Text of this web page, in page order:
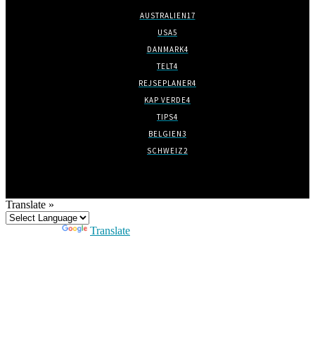
AUSTRALIEN17
USA5
DANMARK4
TELT4
REJSEPLANER4
KAP VERDE4
TIPS4
BELGIEN3
SCHWEIZ2
Translate »
Translate